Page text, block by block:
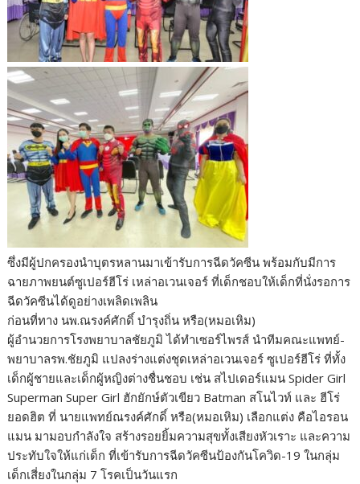
ซึ่งมีผู้ปกครองนำบุตรหลานมาเข้ารับการฉีดวัคซีน พร้อมกับมีการ
ฉายภาพยนต์ซูเปอร์ฮีโร่ เหล่าอเวนเจอร์ ที่เด็กชอบให้เด็กที่นั่งรอการ
ฉีดวัคซีนได้ดูอย่างเพลิดเพลิน
ก่อนที่ทาง นพ.ณรงค์ศักดิ์ บำรุงถิ่น หรือ(หมอเหิม)
ผู้อำนวยการโรงพยาบาลชัยภูมิ ได้ทำเซอร์ไพรส์ นำทีมคณะแพทย์-
พยาบาลรพ.ชัยภูมิ แปลงร่างแต่งชุดเหล่าอเวนเจอร์ ซูเปอร์ฮีโร่ ที่ทั้ง
เด็กผู้ชายและเด็กผู้หญิงต่างชื่นชอบ เช่น สไปเดอร์แมน Spider Girl
Superman Super Girl ฮักยักษ์ตัวเขียว Batman สโนไวท์ และ ฮีโร่
ยอดฮิต ที่ นายแพทย์ณรงค์ศักดิ์ หรือ(หมอเหิม) เลือกแต่ง คือไอรอน
แมน มามอบกำลังใจ สร้างรอยยิ้มความสุขทั้งเสียงหัวเราะ และความ
ประทับใจให้แก่เด็ก ที่เข้ารับการฉีดวัคซีนป้องกันโควิด-19 ในกลุ่ม
เด็กเสี่ยงในกลุ่ม 7 โรคเป็นวันแรก